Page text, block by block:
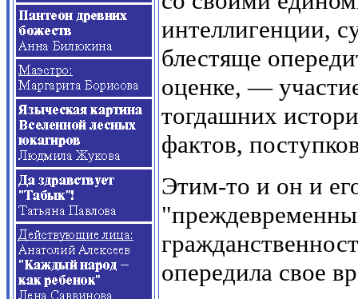
интеллигенции,
блестяще
оценке, —
тогдашних
фактов,
Этим-то и он и
опередила свое